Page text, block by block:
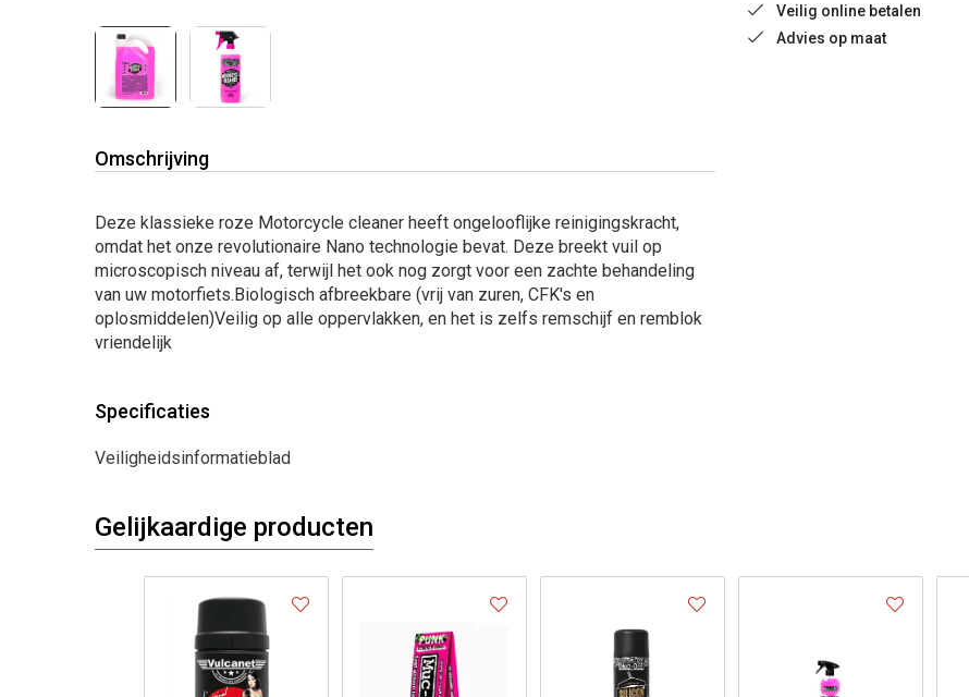
Veilig online betalen
Advies op maat
Omschrijving
Deze klassieke roze Motorcycle cleaner heeft ongelooflijke reinigingskracht,
omdat het onze revolutionaire Nano technologie bevat. Deze breekt vuil op
microscopisch niveau af, terwijl het ook nog zorgt voor een zachte behandeling
van uw motorfiets.Biologisch afbreekbare (vrij van zuren, CFK's en
oplosmiddelen)Veilig op alle oppervlakken, en het is zelfs remschijf en remblok
vriendelijk
Specificaties
Veiligheidsinformatieblad
Gelijkaardige producten